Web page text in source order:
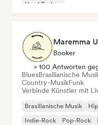
Hard Techno
Maremma
Booker
> 100 Antworten
BluesBrasilianische
Country-MusikFunk
Verbinde Künstler mit
Brasilianische Musik
Indie-Rock
Pop-Rock